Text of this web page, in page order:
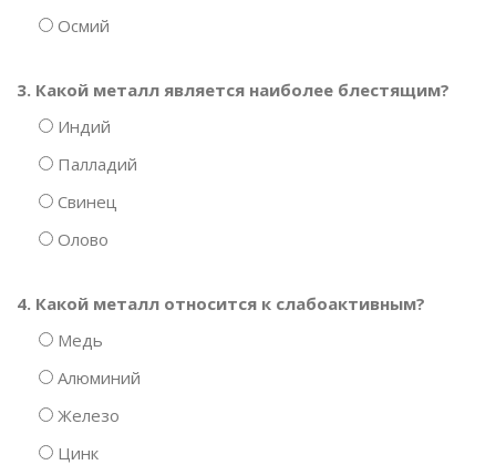
Осмий
3. Какой металл является наиболее блестящим?
Индий
Палладий
Свинец
Олово
4. Какой металл относится к слабоактивным?
Медь
Алюминий
Железо
Цинк